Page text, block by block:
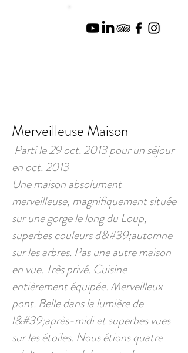
Merveilleuse Maison
Parti le 29 oct. 2013 pour un séjour
en oct. 2013
Une maison absolument
merveilleuse, magnifiquement située
sur une gorge le long du Loup,
superbes couleurs d&#39;automne
sur les arbres. Pas une autre maison
en vue. Très privé. Cuisine
entièrement équipée. Merveilleux
pont. Belle dans la lumière de
l&#39;après-midi et superbes vues
sur les étoiles. Nous étions quatre